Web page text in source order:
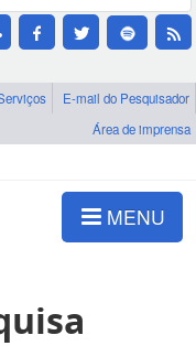
E-mail do Pesquisador
Área de imprensa
MENU